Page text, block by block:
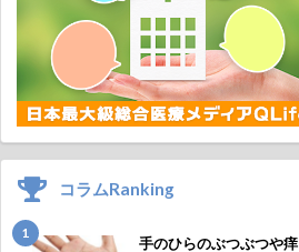
コラムRanking
1
手のひらのぶつぶつや痒